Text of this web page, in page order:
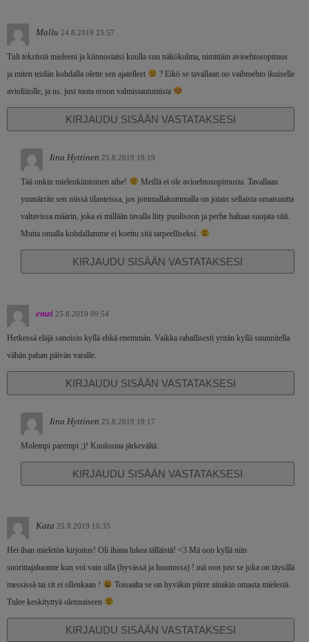
Mallu 24.8.2019 23:57
Tuli tekstistä mieleeni ja kiinnostaisi kuulla sun näkökulma, nimittäin avioehtosopimus
ja miten teidän kohdalla olette sen ajatelleet
? Eikö se tavallaan oo vaihtoehto ikuiselle
avioliitolle, ja ns. just tuota eroon valmistautumista
KIRJAUDU SISÄÄN VASTATAKSESI
Iina Hyttinen 25.8.2019 19:19
Tää onkin mielenkiintoinen aihe!
Meillä ei ole avioehtosopimusta. Tavallaan
ymmärrän sen niissä tilanteissa, jos jommallakummalla on jotain sellaista omaisuutta
valtavissa määrin, joka ei millään tavalla liity puolisoon ja perhe haluaa suojata sitä.
Mutta omalla kohdallamme ei koettu sitä tarpeelliseksi.
KIRJAUDU SISÄÄN VASTATAKSESI
emzi 25.8.2019 09:54
Hetkessä eläjä sanoisin kyllä ehkä enemmän. Vaikka rahallisesti yritän kyllä suunnitella
vähän pahan päivän varalle.
KIRJAUDU SISÄÄN VASTATAKSESI
Iina Hyttinen 25.8.2019 19:17
Molempi parempi ;)! Kuulostaa järkevältä.
KIRJAUDU SISÄÄN VASTATAKSESI
Kata 25.8.2019 10:35
Hei ihan mieletön kirjoitus! Oli ihana lukea tälläistä! <3 Mä oon kyllä niin
suorittajaluonne kun voi vain olla (hyvässä ja huonossa) ! mä oon just se joka on täysillä
messissä tai sit ei ollenkaan !
Toisaalta se on hyväkin piirre ainakin omasta mielestä.
Tulee keskityttyä olennaiseen
KIRJAUDU SISÄÄN VASTATAKSESI